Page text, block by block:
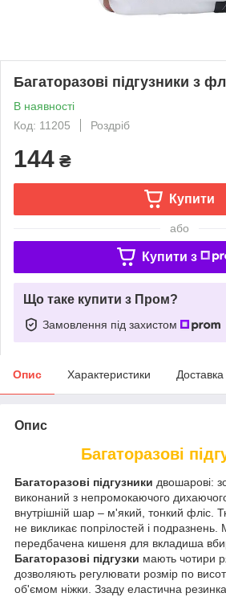
Багаторазові підгузники з
В наявності
Код: 11205
Роздріб
144 ₴
Купити
або
Купити з
Що таке купити з Пром?
Замовлення під захистом
Опис Характеристики Доставка
Опис
Багаторазові
Багаторазові підгузники двошарові:
виконаний з непромокаючого
внутрішній шар – м'який, тонкий фліс.
не викликає попрілостей і
передбачена кишеня для вкладиша
Багаторазові підгузки мають чотири
дозволяють регулювати розмір по
об'ємом ніжки. Ззаду еластична